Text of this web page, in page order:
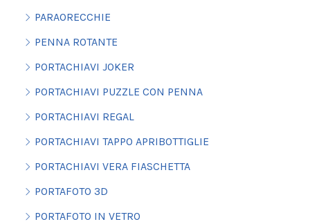
PARAORECCHIE
PENNA ROTANTE
PORTACHIAVI JOKER
PORTACHIAVI PUZZLE CON PENNA
PORTACHIAVI REGAL
PORTACHIAVI TAPPO APRIBOTTIGLIE
PORTACHIAVI VERA FIASCHETTA
PORTAFOTO 3D
PORTAFOTO IN VETRO